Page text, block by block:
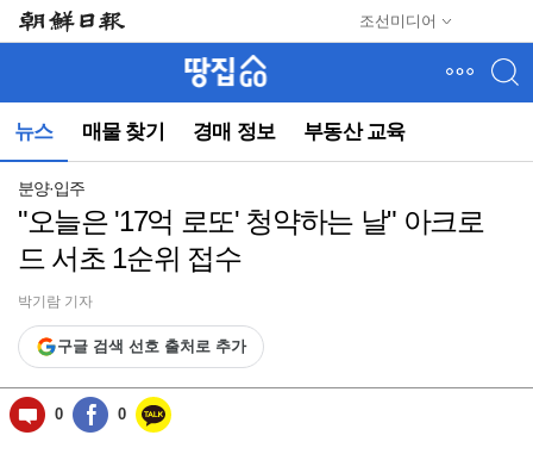
조선미디어
뉴스 매물 찾기 경매 정보 부동산 교육
뉴
(컨
동)
분양·입주
"오늘은 '17억 로또' 청약하는 날" 아크로
드 서초 1순위 접수
박기람 기자
구글 검색 선호 출처로 추가
0 0